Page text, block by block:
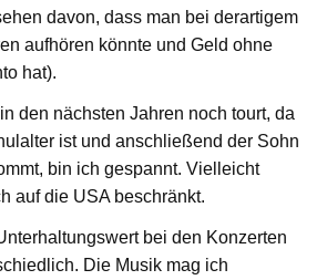
davon, dass man bei derartigem
aufhören könnte und Geld ohne
hat).
den nächsten Jahren noch tourt, da
ist und anschließend der Sohn
bin ich gespannt. Vielleicht
auf die USA beschränkt.
bei den Konzerten
Die Musik mag ich